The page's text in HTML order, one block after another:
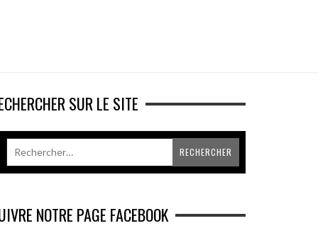
SUR LE SITE
NOTRE PAGE FACEBOOK